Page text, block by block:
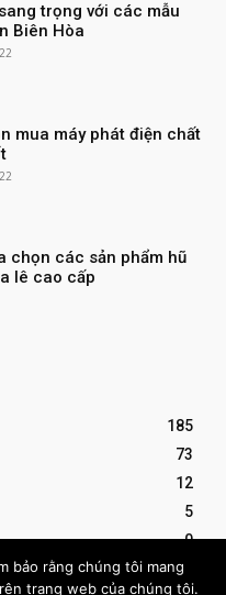
trọng với các mẫu
Biên Hòa
mua máy phát điện chất
chọn các sản phẩm hũ
lê cao cấp
185
73
12
5
0
-
bảo rằng chúng tôi mang
trang web của chúng tôi.